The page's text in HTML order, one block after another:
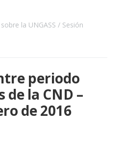
la UNGASS
Sesión
periodo
de la CND –
de 2016